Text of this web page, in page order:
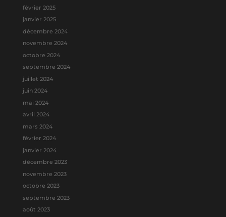
février 2025
janvier 2025
décembre 2024
novembre 2024
octobre 2024
septembre 2024
juillet 2024
juin 2024
mai 2024
avril 2024
mars 2024
février 2024
janvier 2024
décembre 2023
novembre 2023
octobre 2023
septembre 2023
août 2023